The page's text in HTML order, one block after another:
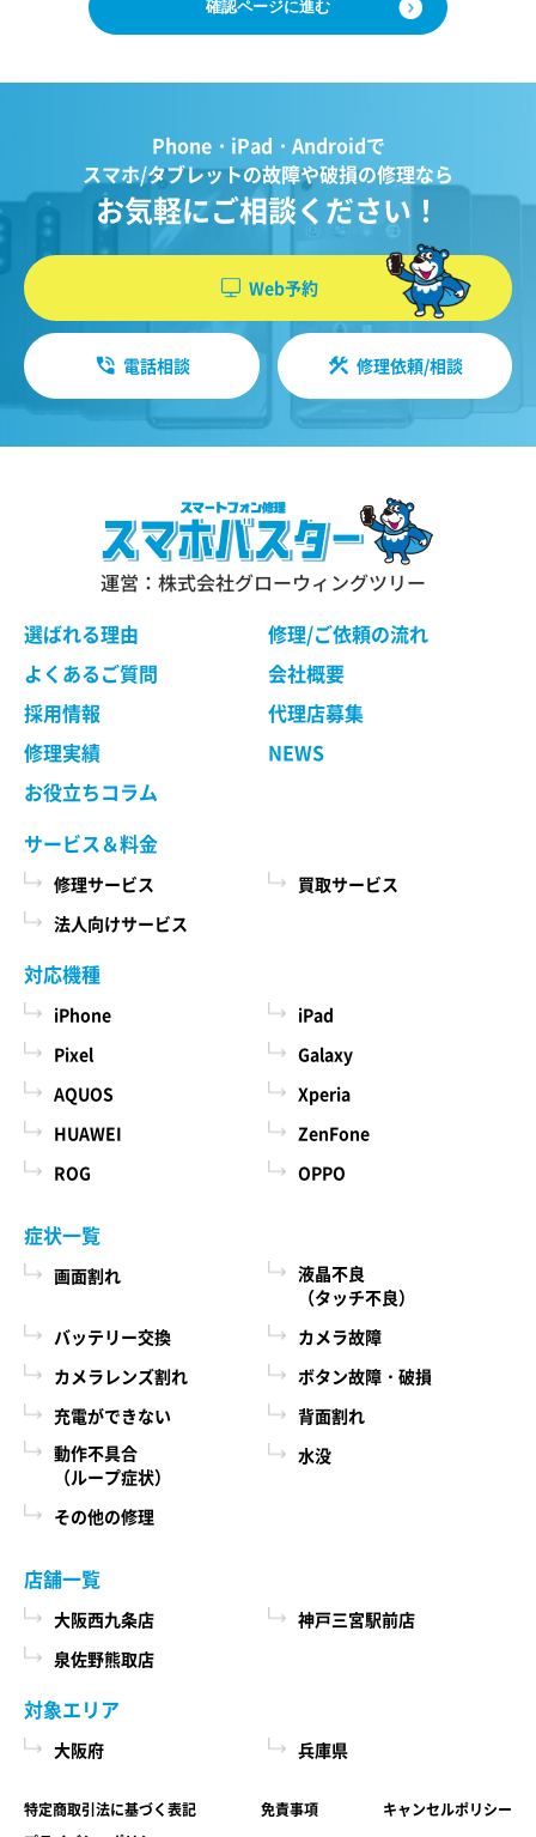
す。また、ユーザーと提携先などとの間でなさ
済に関する情報を当社の提携先（情報提供元、
携先｣といいます。）などから収集することがあ
ります。
当社は、ユーザーについて、利用したサービス
やソフトウエア、購入した商品、閲覧したペー
ジや広告の履歴、検索した検索キーワード、利
用日時、利用方法、利用環境（携帯端末を通じ
てご利用の場合の当該端末の通信状態、利用に
際しての各種設定情報なども含みます）、IPア
ドレス、クッキー情報、位置情報、端末の個体
識別情報などの履歴情報および特性情報を、ユ
はページを閲覧する際に収集します。
第３条（個人情報を収集・利用する目的）
当社が個人情報を収集・利用する目的は、以下の
とおりです。
だくために、氏名、住所、連絡先、支払方法な
どの登録情報、利用されたサービスや購入され
た商品、およびそれらの代金などに関する情報
を表示する目的
ユーザーにお知らせや連絡をするためにメール
アドレスを利用する場合やユーザーに商品を送
付したり必要に応じて連絡したりするため、氏
名や住所などの連絡先情報を利用する目的
ユーザーの本人確認を行うために、氏名、生年
月日、住所、電話番号、銀行口座番号、クレジ
ットカード番号、運転免許証番号、配達証明付
き郵便の到達結果などの情報を利用する目的
ユーザーに代金を請求するために、購入された
商品名や数量、利用されたサービスの種類や期
号やクレジットカード番号などの支払に関する
情報などを利用する目的
ユーザーが簡便にデータを入力できるようにす
るために、当社に登録されている情報を入力画
面に表示させたり、ユーザーのご指示に基づい
て他のサービスなど（提携先が提供するものも
含みます）に転送したりする目的
代金の支払を遅滞したり第三者に損害を発生さ
したユーザーや、不正・不当な目的でサービス
を利用しようとするユーザーの利用をお断りす
るために、利用態様、氏名や住所など個人を特
定するための情報を利用する目的
ユーザーからのお問い合わせに対応するため
に、お問い合わせ内容や代金の請求に関する情
報など当社がユーザーに対してサービスを提供
するにあたって必要となる情報や、ユーザーの
サービス利用状況、連絡先情報などを利用する
の判断でご依頼をお断りする場合がございますの
当社は、お客様の携帯電話が故障した場合、その
機能・性能を修復・維持することを目的として、
本サービスを提供致します。お客様の利用目的や
機能・性能に関する特別のご要望等に合致する状
態にすることをお約束するものではありません。
修理依頼品の点検作業の結果、その状態・状況に
よっては修理等の処理ができない場合があります
ので、ご了承ください。 当社は、お客様の修理依
頼品の状態、故障部分あるいは当社の事情によ
り、修理による対応が不可能、困難または合理的
の製品・異機種を含みます）（以下「交換品」と
言います）と修理依頼品との交換をもって、本サ
ービスの提供とさせていただく場合がございま
す。交換品との交換にご同意いただけない場合
として取り扱わせていただきます。
第４条 修理の手続き
本規約に基づき当社が行う修理は、当社各店舗、
当社ホームページでご確認ください。 当社が修理
依頼品をお預かりする前に、お客様により修理依
頼品に取り付けられた記録媒体、SIMカード、ケー
ス、その他一切のもの（以下「付加物」としま
す）を修理依頼品から取り外してください。 な
お、修理依頼品に付加物が取り付けられた状態
で、お客様が修理依頼品を当社にお引渡しされた
場合、当社は、修理の過程で、付加物に生じうる
汚損、破損、紛失その他付加物に関連して生じう
る一切の損害につき責任を負いかねます。
第５条 料金について
本サービスの料金（修理料金、その他の費用を含
み、以下「サービス料金」と言います）は当社規
社各店舗、当社ホームページでも確認することが
できますが、状況、条件により実際の料金が異な
る場合がございますので、本サービスをご依頼の
際に、必ず当社各店舗へお問い合わせください。
第６条 修理部品の取扱い
本サービスで使用する交換部品は、互換製品とな
ります。 本サービスの提供による部品交換の際に
取り外した修理依頼品の部品をリサイクルや分析
などのために、当社の任意の判断で回収させてい
ただく場合があります。 回収した部品は当社の所
は廃棄等を行いますので、あらかじめご了承くだ
さい。
第７条 修理保証について
当社がおこなった修理において、修理完了日（当
社所定の処理が完了し、修理依頼品をお客様に引
品)または3ヶ月以内(その他の修理対応)に修理依頼
Phone・iPad・Androidで
スマホ/タブレットの故障や破損の修理なら
お気軽にご相談ください！
Web予約
電話相談 修理依頼/相談
運営：株式会社グローウィングツリー
選ばれる理由
修理/ご依頼の流れ
よくあるご質問
会社概要
採用情報
代理店募集
修理実績
NEWS
お役立ちコラム
サービス＆料金
修理サービス
買取サービス
法人向けサービス
対応機種
iPhone
iPad
Pixel
Galaxy
AQUOS
Xperia
HUAWEI
ZenFone
ROG
OPPO
症状一覧
画面割れ
液晶不良
（タッチ不良）
バッテリー交換
カメラ故障
カメラレンズ割れ
ボタン故障・破損
充電ができない
背面割れ
動作不具合
（ループ症状）
水没
その他の修理
店舗一覧
大阪西九条店
神戸三宮駅前店
泉佐野熊取店
対象エリア
大阪府 兵庫県
特定商取引法に基づく表記 免責事項
キャンセルポリシー